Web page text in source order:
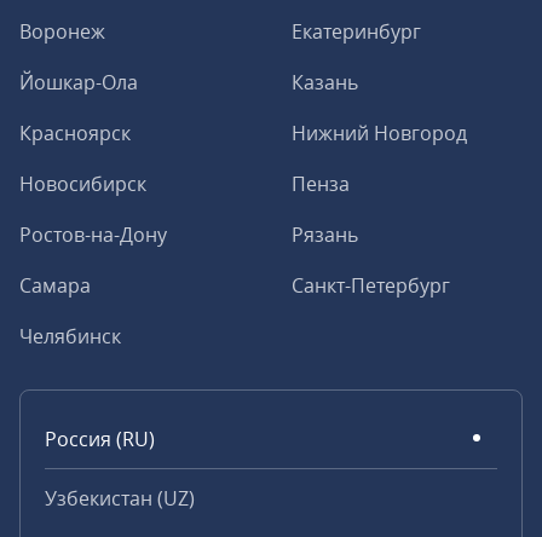
Воронеж
Екатеринбург
Йошкар-Ола
Казань
Красноярск
Нижний Новгород
Новосибирск
Пенза
Ростов-на-Дону
Рязань
Самара
Санкт-Петербург
Челябинск
Россия (RU)
Узбекистан (UZ)